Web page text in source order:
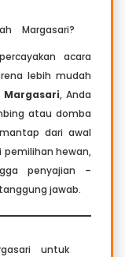
Margasari?
acara
lebih mudah
Margasari, Anda
atau domba
dari awal
pemilihan hewan,
penyajian –
jawab.
untuk